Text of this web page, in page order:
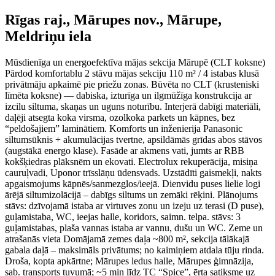
Rīgas raj., Mārupes nov., Mārupe,
Meldriņu iela
Mūsdienīga un energoefektīva mājas sekcija Mārupē (CLT koksne)
Pārdod komfortablu 2 stāvu mājas sekciju 110 m² / 4 istabas klusā
privātmāju apkaimē pie priežu zonas. Būvēta no CLT (krusteniski
līmēta koksne) — dabiska, izturīga un ilgmūžīga konstrukcija ar
izcilu siltuma, skaņas un uguns noturību. Interjerā dabīgi materiāli,
daļēji atsegta koka virsma, ozolkoka parkets un kāpnes, bez
“peldošajiem” laminātiem. Komforts un inženierija Panasonic
siltumsūknis + akumulācijas tvertne, apsildāmās grīdas abos stāvos
(augstākā energo klase). Fasāde ar akmens vati, jumts ar RBB
kokšķiedras plāksnēm un ekovati. Electrolux rekuperācija, misiņa
cauruļvadi, Uponor trīsslāņu ūdensvads. Uzstādīti gaismekļi, nakts
apgaismojums kāpnēs/sanmezglos/ieejā. Dienvidu puses lielie logi
ārējā siltumizolācijā – dabīgs siltums un zemāki rēķini. Plānojums
stāvs: dzīvojamā istaba ar virtuves zonu un izeju uz terasi (D puse),
guļamistaba, WC, ieejas halle, koridors, saimn. telpa. stāvs: 3
guļamistabas, plaša vannas istaba ar vannu, dušu un WC. Zeme un
atrašanās vieta Domājamā zemes daļa ~800 m², sekcija tālākajā
gabala daļā – maksimāls privātums; no kaimiņiem atdala tūju rinda.
Droša, kopta apkārtne; Mārupes ledus halle, Mārupes ģimnāzija,
sab. transports tuvumā; ~5 min līdz TC “Spice”, ērta satiksme uz